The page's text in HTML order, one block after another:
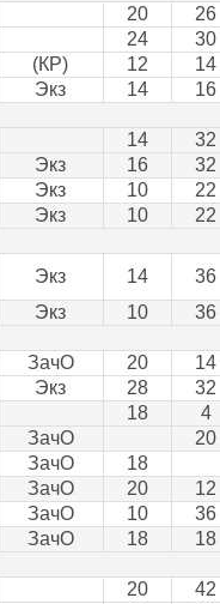
20
26
24
30
(КР) 12
14
Экз 14
16
14
32
Экз 16
32
Экз 10
22
Экз 10
22
Экз 14
36
Экз 10
36
ЗачО 20
14
Экз 28
32
18
4
ЗачО
20
ЗачО 18
ЗачО 20 12
ЗачО 10
36
ЗачО 18
18
20
42